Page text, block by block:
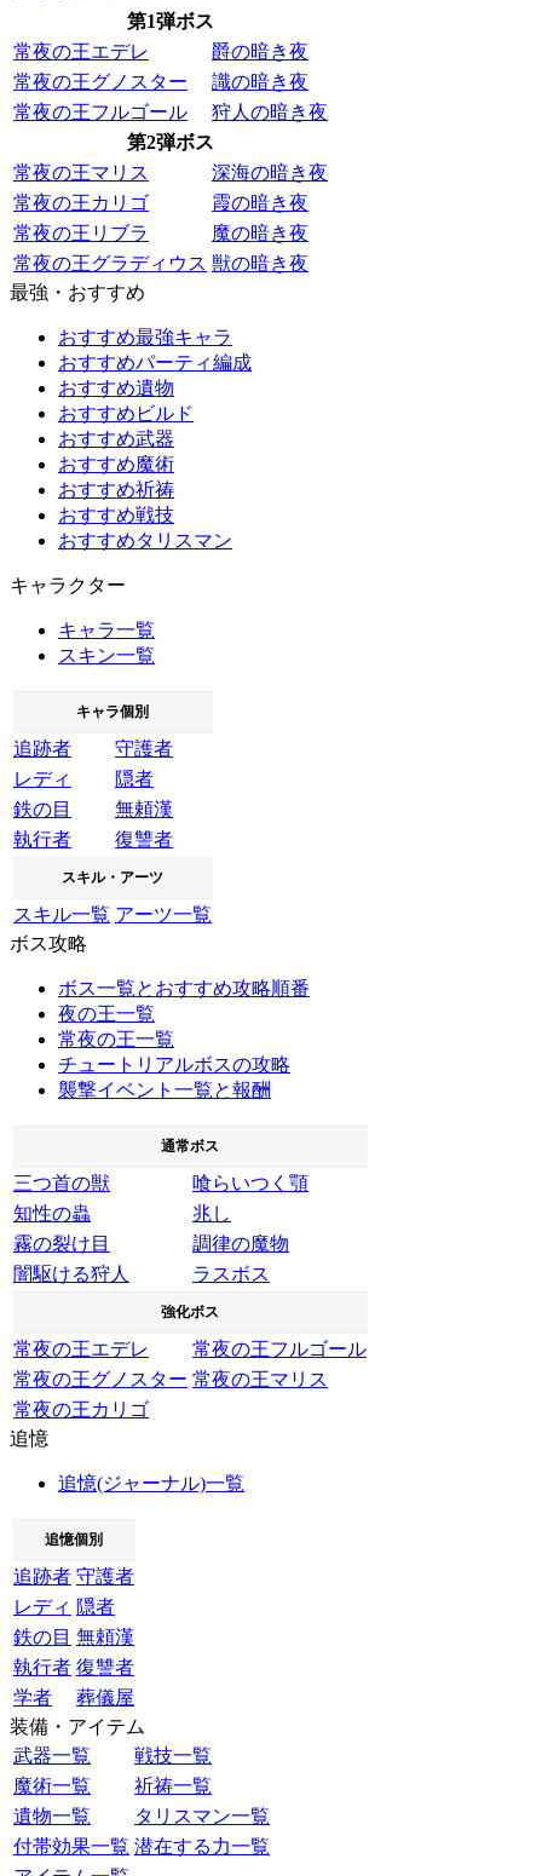
第1弾ボス
常夜の王エデレ
爵の暗き夜
常夜の王グノスター
識の暗き夜
常夜の王フルゴール
狩人の暗き夜
第2弾ボス
常夜の王マリス
深海の暗き夜
常夜の王カリゴ
霞の暗き夜
常夜の王リブラ
魔の暗き夜
常夜の王グラディウス 獣の暗き夜
最強・おすすめ
おすすめ最強キャラ
おすすめパーティ編成
おすすめ遺物
おすすめビルド
おすすめ武器
おすすめ魔術
おすすめ祈祷
おすすめ戦技
おすすめタリスマン
キャラクター
キャラ一覧
スキン一覧
キャラ個別
追跡者
守護者
レディ
隠者
鉄の目
無頼漢
執行者
復讐者
スキル・アーツ
スキル一覧 アーツ一覧
ボス攻略
ボス一覧とおすすめ攻略順番
夜の王一覧
常夜の王一覧
チュートリアルボスの攻略
襲撃イベント一覧と報酬
通常ボス
三つ首の獣
喰らいつく顎
知性の蟲
兆し
霧の裂け目
調律の魔物
闇駆ける狩人
ラスボス
強化ボス
常夜の王エデレ
常夜の王フルゴール
常夜の王グノスター 常夜の王マリス
常夜の王カリゴ
追憶
追憶(ジャーナル)一覧
追憶個別
追跡者 守護者
レディ 隠者
鉄の目 無頼漢
執行者 復讐者
学者
葬儀屋
装備・アイテム
武器一覧
戦技一覧
魔術一覧
祈祷一覧
遺物一覧
タリスマン一覧
付帯効果一覧 潜在する力一覧